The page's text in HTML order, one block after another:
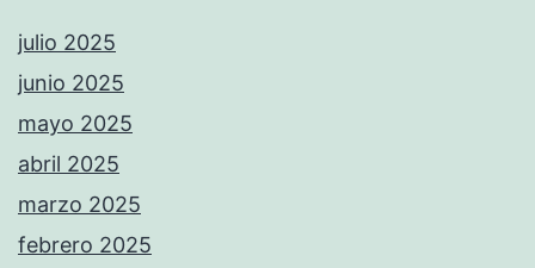
julio 2025
junio 2025
mayo 2025
abril 2025
marzo 2025
febrero 2025